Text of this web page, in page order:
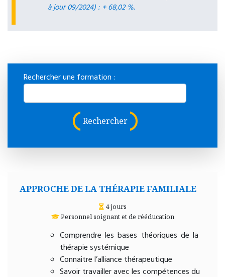
à jour 09/2024) : + 68,02 %.
Rechercher une formation :
Rechercher
APPROCHE DE LA THÉRAPIE FAMILIALE
4 jours
Personnel soignant et de rééducation
Comprendre les bases théoriques de la
thérapie systémique
Connaitre l’alliance thérapeutique
Savoir travailler avec les compétences du